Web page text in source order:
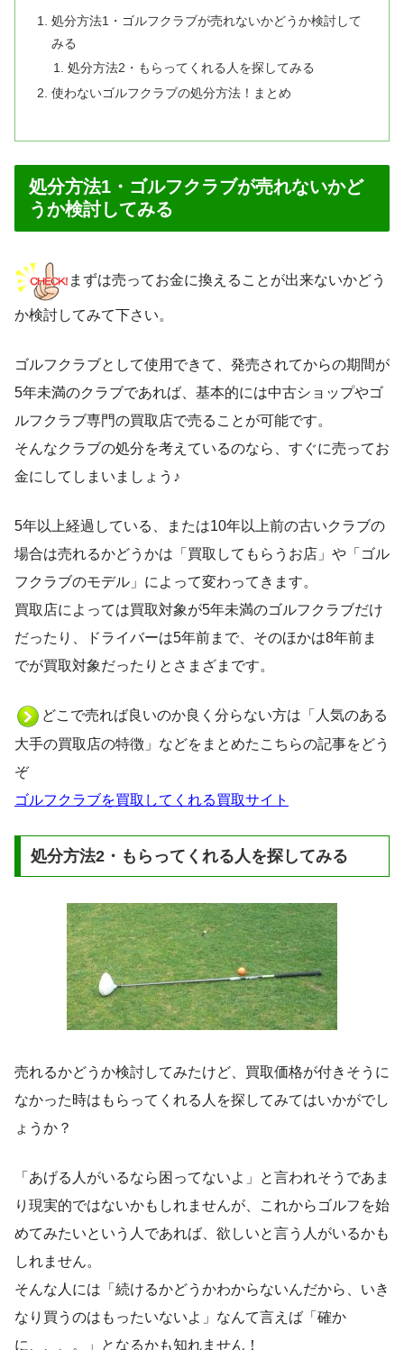
処分方法1・ゴルフクラブが売れないかどうか検討して
みる
処分方法2・もらってくれる人を探してみる
使わないゴルフクラブの処分方法！まとめ
処分方法1・ゴルフクラブが売れないかど
うか検討してみる
まずは売ってお金に換えることが出来ないかどう
か検討してみて下さい。
ゴルフクラブとして使用できて、発売されてからの期間が
5年未満のクラブであれば、基本的には中古ショップやゴ
ルフクラブ専門の買取店で売ることが可能です。
そんなクラブの処分を考えているのなら、すぐに売ってお
金にしてしまいましょう♪
5年以上経過している、または10年以上前の古いクラブの
場合は売れるかどうかは「買取してもらうお店」や「ゴル
フクラブのモデル」によって変わってきます。
買取店によっては買取対象が5年未満のゴルフクラブだけ
だったり、ドライバーは5年前まで、そのほかは8年前ま
でが買取対象だったりとさまざまです。
どこで売れば良いのか良く分らない方は「人気のある
大手の買取店の特徴」などをまとめたこちらの記事をどう
ぞ
ゴルフクラブを買取してくれる買取サイト
処分方法2・もらってくれる人を探してみる
売れるかどうか検討してみたけど、買取価格が付きそうに
なかった時はもらってくれる人を探してみてはいかがでし
ょうか？
「あげる人がいるなら困ってないよ」と言われそうであま
り現実的ではないかもしれませんが、これからゴルフを始
めてみたいという人であれば、欲しいと言う人がいるかも
しれません。
そんな人には「続けるかどうかわからないんだから、いき
なり買うのはもったいないよ」なんて言えば「確か
に、、、。」となるかも知れません！